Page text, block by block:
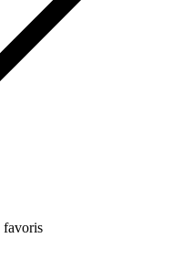
favoris